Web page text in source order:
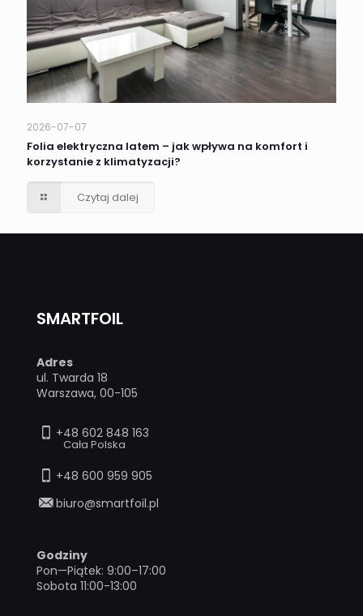
2026-07-07
Folia elektryczna latem – jak wpływa na komfort i
korzystanie z klimatyzacji?
Czytaj dalej
SMARTFOIL
Adres
ul. Twarda 18
Warszawa, 00-105
+48 602 848 163
Cała Polska
+48 600 959 905
biuro@smartfoil.pl
Godziny
Pon—Piątek: 9:00–17:00
Sobota 11:00-13:00